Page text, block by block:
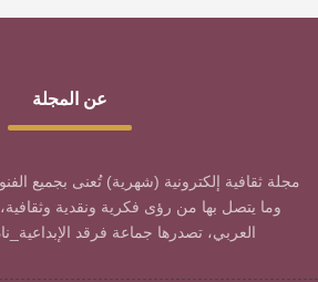
عن المجلة
مجلة ثقافية إلكترونية (شهرية) تُعنى بجميع
وما يتصل بها من رؤى فكرية ونقدية
العربي، تصدرها جماعة فرقد